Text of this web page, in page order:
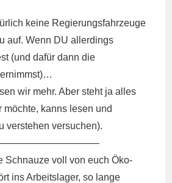
keine Regierungsfahrzeuge
auf. Wenn DU allerdings
(und dafür dann die
wir mehr. Aber steht ja alles
möchte, kanns lesen und
verstehen versuchen).
Schnauze voll von euch Öko-
ins Arbeitslager, so lange